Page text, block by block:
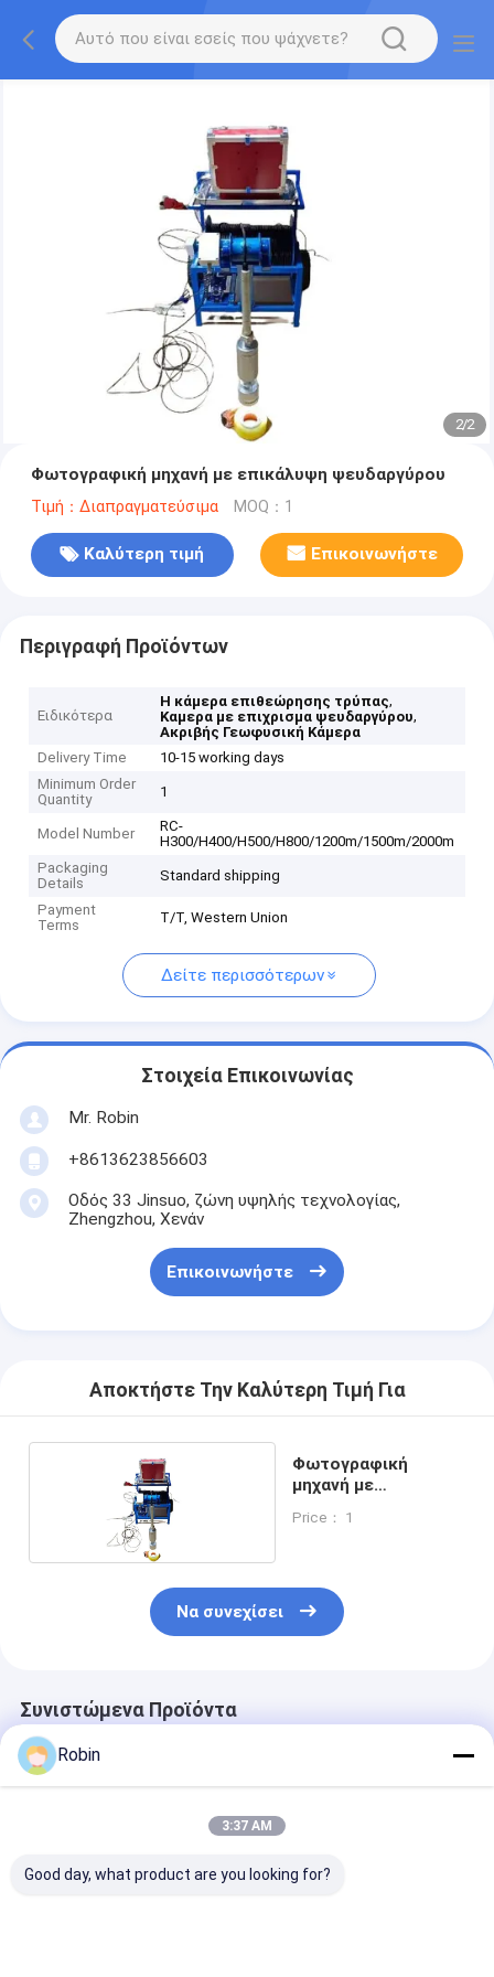
2/2
Φωτογραφική μηχανή με επικάλυψη ψευδαργύρου
Τιμή：Διαπραγματεύσιμα MOQ：1
Καλύτερη τιμή Επικοινωνήστε
Περιγραφή Προϊόντων
Ειδικότερα
Η κάμερα επιθεώρησης τρύπας,
Καμερα με επιχρισμα ψευδαργύρου,
Ακριβής Γεωφυσική Κάμερα
Delivery Time
10-15 working days
Minimum Order
Quantity
1
Model Number
RC-
H300/H400/H500/H800/1200m/1500m/2000m
Packaging
Details
Standard shipping
Payment
Terms
T/T, Western Union
Δείτε περισσότερων
Στοιχεία Επικοινωνίας
Mr. Robin
+8613623856603
Οδός 33 Jinsuo, ζώνη υψηλής τεχνολογίας,
Zhengzhou, Χενάν
Επικοινωνήστε
Αποκτήστε Την Καλύτερη Τιμή Για
Φωτογραφική
μηχανή με
ψευδαργύρου
Price： 1
Να συνεχίσει
Συνιστώμενα Προϊόντα
Robin
3:37 AM
Good day, what product are you looking for?